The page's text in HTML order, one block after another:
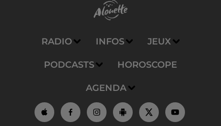
RADIO INFOS JEUX
PODCASTS HOROSCOPE
AGENDA